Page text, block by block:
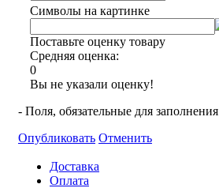
Символы на картинке
Поставьте оценку товару
Средняя оценка:
0
Вы не указали оценку!
- Поля, обязательные для заполнения
Опубликовать Отменить
Доставка
Оплата